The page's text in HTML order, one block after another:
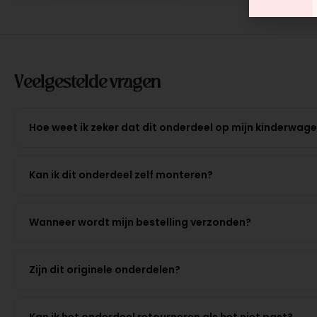
Veelgestelde vragen
Hoe weet ik zeker dat dit onderdeel op mijn
Kan ik dit onderdeel zelf monteren?
Wanneer wordt mijn bestelling verzonden?
Zijn dit originele onderdelen?